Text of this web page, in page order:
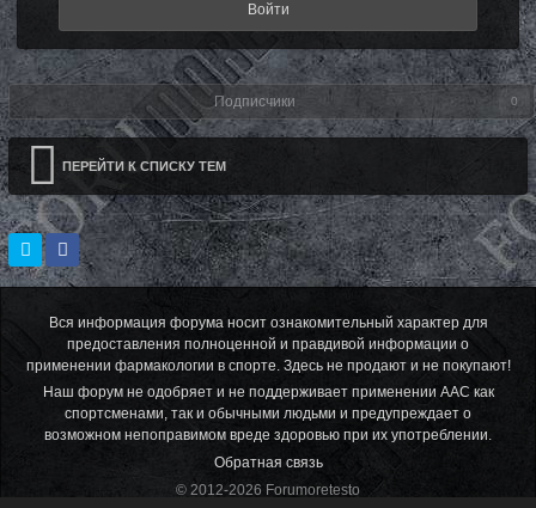
Войти
Подписчики 0
ПЕРЕЙТИ К СПИСКУ ТЕМ
Вся информация форума носит ознакомительный характер для
предоставления полноценной и правдивой информации о
применении фармакологии в спорте. Здесь не продают и не покупают!
Наш форум не одобряет и не поддерживает применении ААС как
спортсменами, так и обычными людьми и предупреждает о
возможном непоправимом вреде здоровью при их употреблении.
Обратная связь
© 2012-2026 Forumoretesto